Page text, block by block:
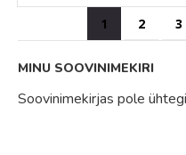
You're
1 Page
2 3
MINU SOOVINIMEKIRI
Soovinimekirjas pole